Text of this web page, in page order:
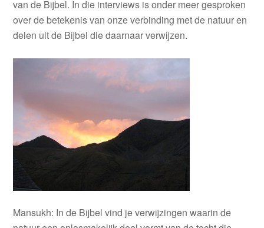
van de Bijbel. In die interviews is onder meer gesproken
over de betekenis van onze verbinding met de natuur en
delen uit de Bijbel die daarnaar verwijzen.
Mansukh: In de Bijbel vind je verwijzingen waarin de